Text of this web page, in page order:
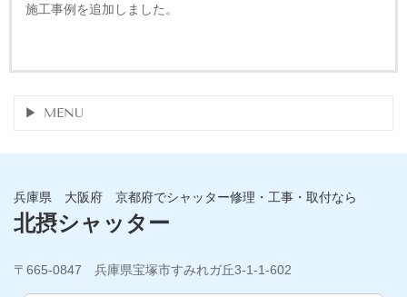
施工事例を追加しました。
MENU
兵庫県 大阪府 京都府でシャッター修理・工事・取付なら
北摂シャッター
〒665-0847 兵庫県宝塚市すみれガ丘3-1-1-602